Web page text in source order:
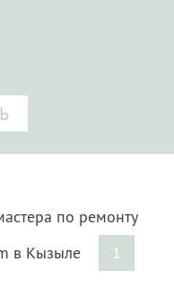
по ремонту
в Кызыле
1